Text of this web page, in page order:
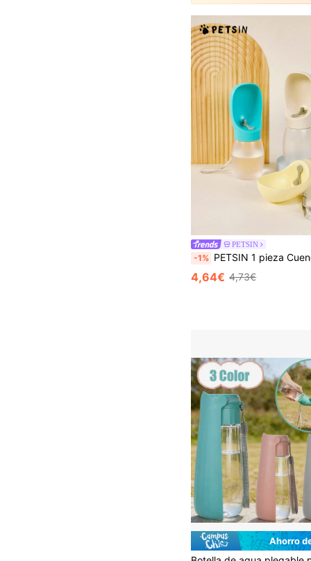
PETSIN
-1% PETSIN 1 pieza Cuenco portátil para agua de mascotas, botella de agua para perros y gatos, comedero portátil a prueba de fugas para cachorro, dispensador de bebida para mascotas al aire libre,
4,64€ 4,73€
Ahorro